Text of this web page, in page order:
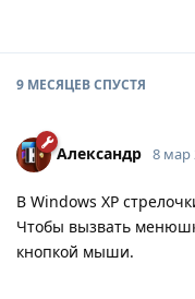
9 МЕСЯЦЕВСПУСТЯ
Александр 8 мар
В Windows XP
Чтобы вызвать
кнопкой мыши.